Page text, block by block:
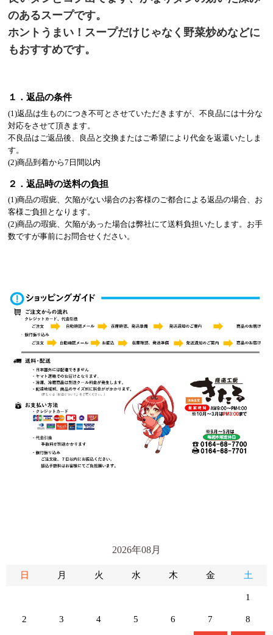
のあるスープです。
ホントうまい！スープだけじゃなく野菜炒めなどに
もおすすめです。
１．返品の条件
(1)返品は生ものにつき不可とさせていただきますが、不良品には十分な
対応をさせて頂きます。
不良品はご返品後、良品と交換またはご希望により代金を返還いたしま
す。
(2)商品到着から7日間以内
２．返品時の送料の負担
(1)商品の瑕疵、欠陥がない場合のお客様のご都合による返品の場合、お
客様ご負担となります。
(2)商品の瑕疵、欠陥があった場合は弊社にて送料負担いたします。お手
数ですが事前にお問合せください。
2026年08月
日 月 火 水 木 金 土
1
2 3 4 5 6 7 8